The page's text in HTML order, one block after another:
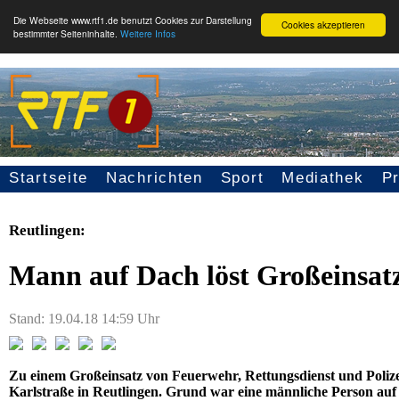
Cookies akzeptieren
Die Webseite www.rtf1.de benutzt Cookies zur Darstellung
bestimmter Seiteninhalte. Weitere Infos
Seitennavigation
Startseite Nachrichten Sport Mediathek
Reutlingen:
Mann auf Dach löst
Stand: 19.04.18 14:59 Uhr
Zu einem Großeinsatz von Feuerwehr, Rettungsdienst und
Karlstraße in Reutlingen. Grund war eine männliche Person auf